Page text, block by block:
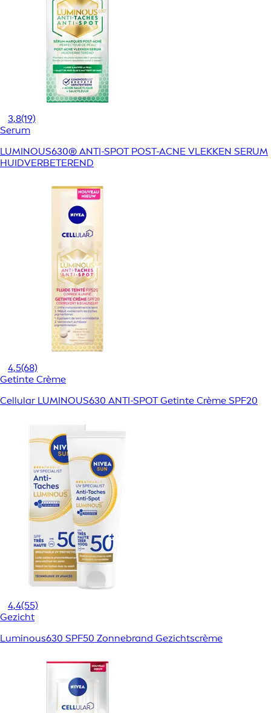
3,8(19)
Serum
LUMINOUS630® ANTI-SPOT POST-ACNE VLEKKEN SERUM
HUIDVERBETEREND
4,5(68)
Getinte Crème
Cellular LUMINOUS630 ANTI-SPOT Getinte Crème SPF20
4,4(55)
Gezicht
Luminous630 SPF50 Zonnebrand Gezichtscrème